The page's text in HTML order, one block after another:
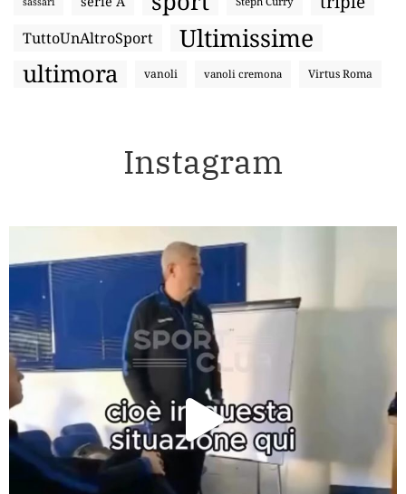
TuttoUnAltroSport Ultimissime
ultimora vanoli vanoli cremona Virtus Roma
Instagram